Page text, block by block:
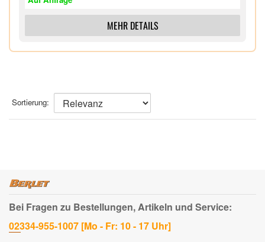
MEHR DETAILS
Sortierung:
Bei Fragen zu Bestellungen, Artikeln und Service:
02334-955-1007 [Mo - Fr: 10 - 17 Uhr]